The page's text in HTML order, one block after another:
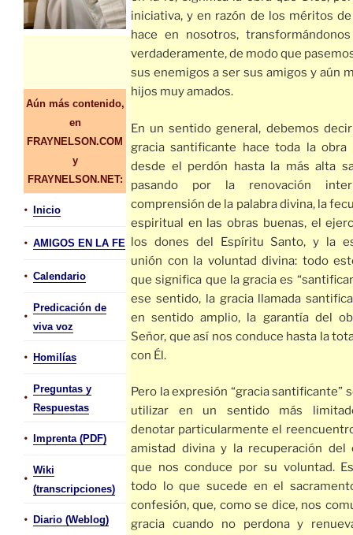
Aún más contenido,
en
FRAYNELSON.COM
y
FRAYNELSON.NET:
• Inicio
• AMIGOS EN LA FE
• Calendario
•
Predicación de
viva voz
• Homilías
•
Preguntas y
Respuestas
• Imprenta (PDF)
•
Wiki
(transcripciones)
• Diario (Weblog)
iniciativa, y en razón de los méritos
hace en nosotros,
verdaderamente, de modo que
sus enemigos a ser sus amigos y aún
hijos muy amados.
En un sentido general, debemos
gracia santificante hace toda la obra
desde el perdón hasta la más alta
pasando por la renovación
comprensión de la palabra divina, la
espiritual en las obras buenas, el
los dones del Espíritu Santo, y la
unión con la voluntad divina: todo
que significa que la gracia es
ese sentido, la gracia llamada
en sentido amplio, la garantía del
Señor, que así nos conduce hasta la
con Él.
Pero la expresión “gracia santificante”
utilizar en un sentido más
denotar particularmente el
amistad divina y la recuperación del
que nos conduce por su voluntad.
todo lo que sucede en el
confesión, que, como se dice, nos
gracia cuando no perdona y